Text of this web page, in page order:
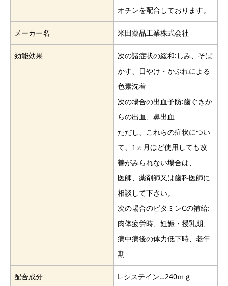
オチンを配合しております。
メーカー名 米田薬品工業株式会社
効能効果
次の諸症状の緩和:しみ、そば
かす、日やけ・かぶれによる
色素沈着
次の場合の出血予防:歯ぐきか
らの出血、鼻出血
ただし、これらの症状につい
て、1ヵ月ほど使用しても改
善がみられない場合は、
医師、薬剤師又は歯科医師に
相談して下さい。
次の場合のビタミンCの補給:
肉体疲労時、妊娠・授乳期、
病中病後の体力低下時、老年
期
配合成分
L-システイン…240ｍｇ